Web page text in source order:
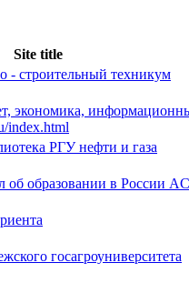
Site title
- строительный техникум
экономика,
index.html
РГУ нефти и газа
образовании в России
госагроуниверситета